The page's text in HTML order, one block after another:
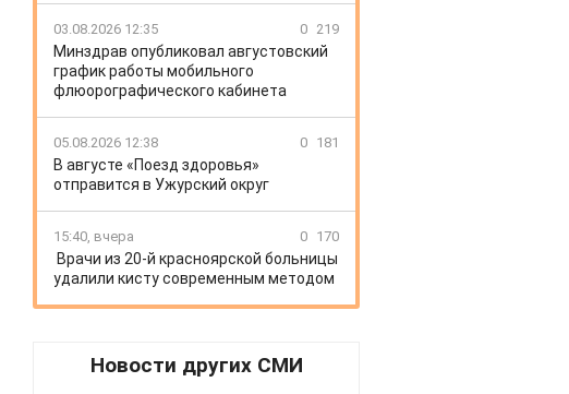
03.08.2026 12:35 0 219
Минздрав опубликовал августовский
график работы мобильного
флюорографического кабинета
05.08.2026 12:38 0 181
В августе «Поезд здоровья»
отправится в Ужурский округ
15:40, вчера 0 170
Врачи из 20-й красноярской больницы
удалили кисту современным методом
Новости других СМИ